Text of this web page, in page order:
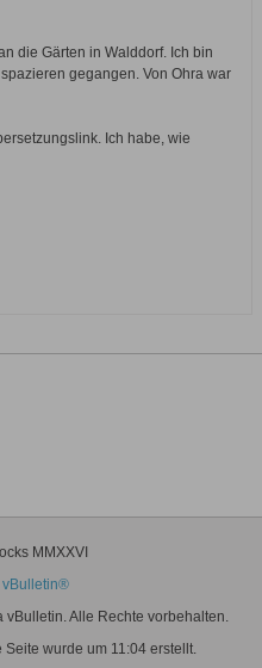
die Gärten in Walddorf. Ich bin
gegangen. Von Ohra war
Ich habe, wie
MMXXVI
vBulletin®
Alle Rechte vorbehalten.
wurde um 11:04 erstellt.